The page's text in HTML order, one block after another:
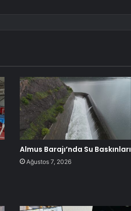
Almus Barajı’nda Su Baskınları
Ağustos 7, 2026